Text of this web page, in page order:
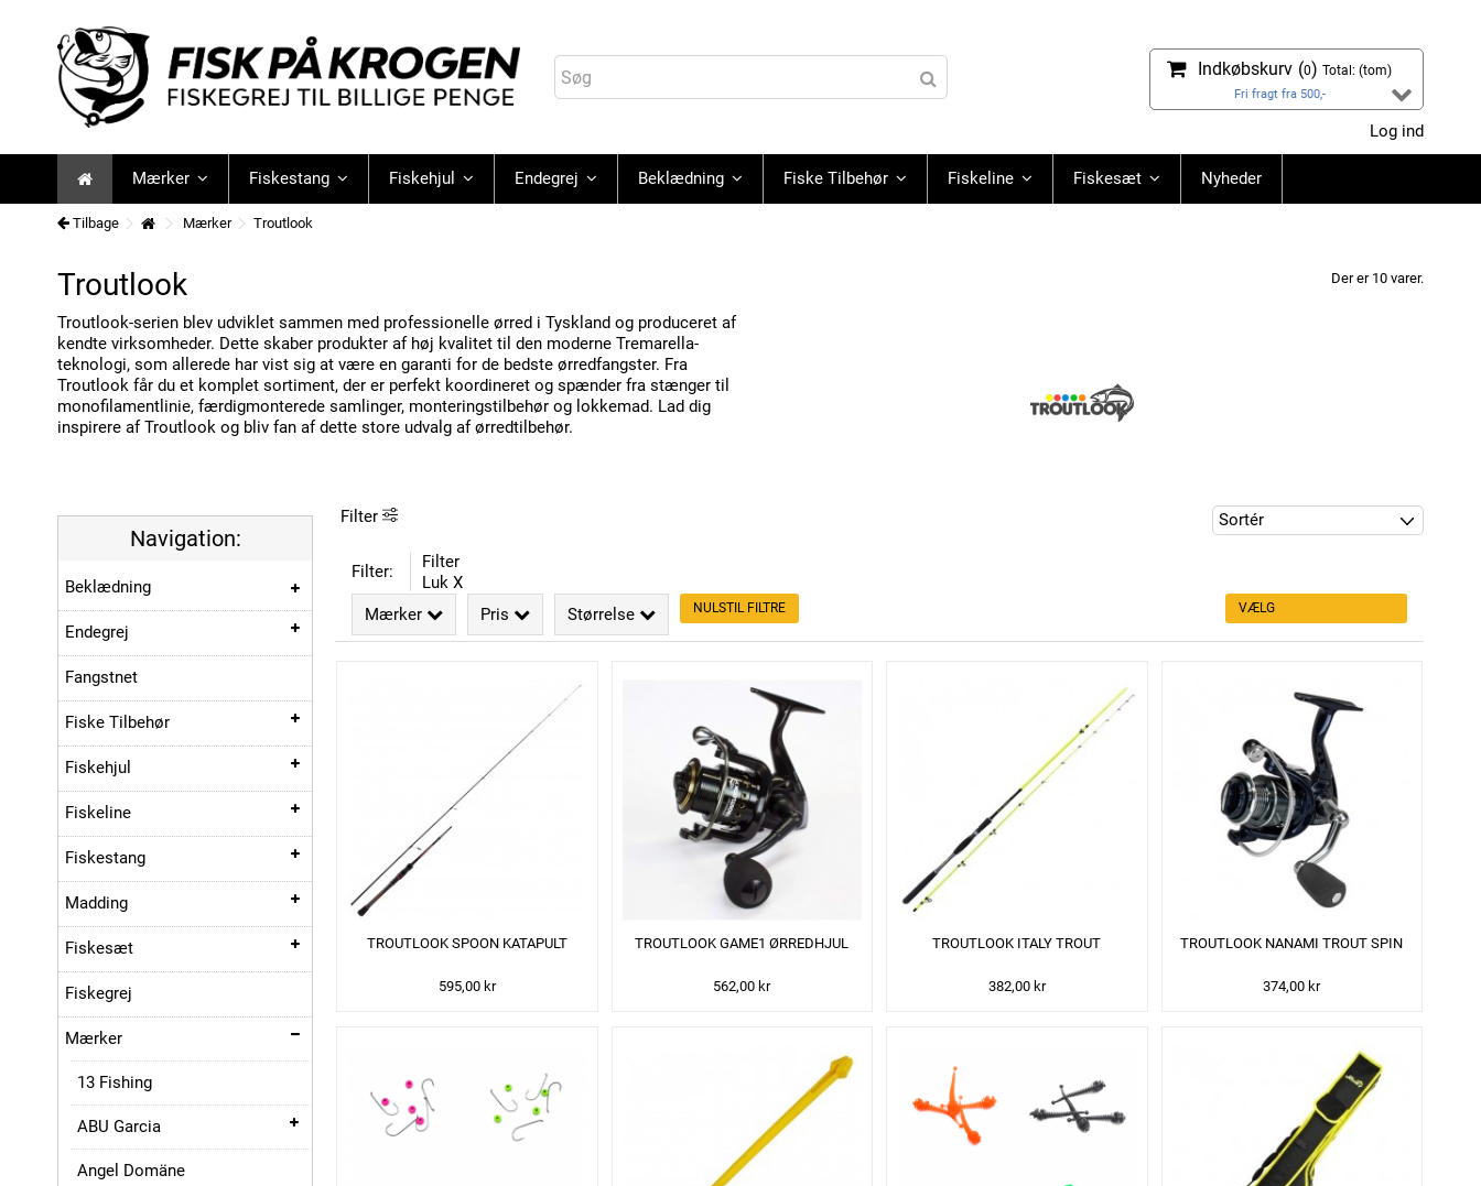
Indkøbskurv (0) Total: (tom)
Fri fragt fra 500,-
Log ind
Mærker Fiskestang Fiskehjul Endegrej Beklædning Fiske Tilbehør Fiskeline Fiskesæt Nyheder
Tilbage Mærker Troutlook
Troutlook Der er 10 varer.
Troutlook-serien blev udviklet sammen med professionelle ørred i Tyskland og produceret af
kendte virksomheder. Dette skaber produkter af høj kvalitet til den moderne Tremarella-
teknologi, som allerede har vist sig at være en garanti for de bedste ørredfangster. Fra
Troutlook får du et komplet sortiment, der er perfekt koordineret og spænder fra stænger til
monofilamentlinie, færdigmonterede samlinger, monteringstilbehør og lokkemad. Lad dig
inspirere af Troutlook og bliv fan af dette store udvalg af ørredtilbehør.
Filter
Filter:
Filter
Luk X
Mærker
Pris Størrelse NULSTIL FILTRE VÆLG
TROUTLOOK SPOON KATAPULT
595,00 kr
TROUTLOOK GAME1 ØRREDHJUL
562,00 kr
TROUTLOOK ITALY TROUT
382,00 kr
TROUTLOOK NANAMI TROUT SPIN
374,00 kr
Navigation:
Beklædning
Endegrej
Fangstnet
Fiske Tilbehør
Fiskehjul
Fiskeline
Fiskestang
Madding
Fiskesæt
Fiskegrej
Mærker
13 Fishing
ABU Garcia
Angel Domäne